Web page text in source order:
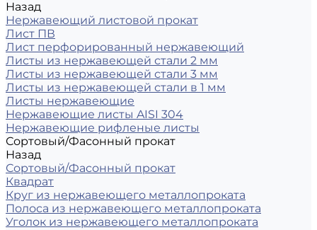
Назад
Нержавеющий листовой прокат
Лист ПВ
Лист перфорированный нержавеющий
Листы из нержавеющей стали 2 мм
Листы из нержавеющей стали 3 мм
Листы из нержавеющей стали в 1 мм
Листы нержавеющие
Нержавеющие листы AISI 304
Нержавеющие рифленые листы
Сортовый/Фасонный прокат
Назад
Сортовый/Фасонный прокат
Квадрат
Круг из нержавеющего металлопроката
Полоса из нержавеющего металлопроката
Уголок из нержавеющего металлопроката